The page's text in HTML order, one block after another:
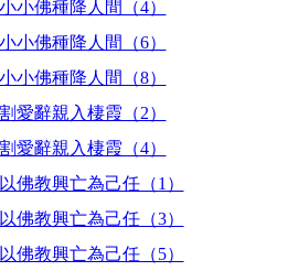
佛種降人間（4）
佛種降人間（6）
佛種降人間（8）
辭親入棲霞（2）
辭親入棲霞（4）
教興亡為己任（1）
教興亡為己任（3）
教興亡為己任（5）